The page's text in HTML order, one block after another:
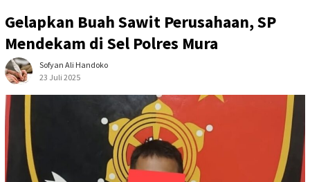
Gelapkan Buah Sawit Perusahaan, SP
Mendekam di Sel Polres Mura
Sofyan Ali Handoko
23 Juli 2025